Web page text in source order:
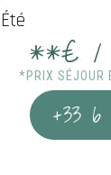
Été
**€ /
*PRIX SÉJOUR
+33 6